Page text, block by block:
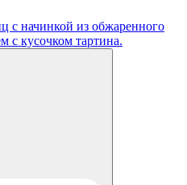
с начинкой из обжаренного
с кусочком тартина.